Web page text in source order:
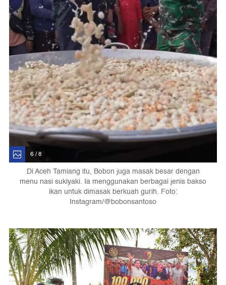
6 / 8
Di Aceh Tamiang itu, Bobon juga masak besar dengan
menu nasi sukiyaki. Ia menggunakan berbagai jenis bakso
ikan untuk dimasak berkuah gurih. Foto:
Instagram/@bobonsantoso